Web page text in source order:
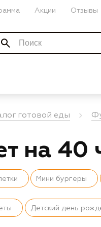
Акции Отзывы
готовой еды
на 40
Мини бургеры
Детский день